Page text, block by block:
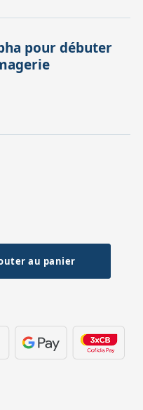
pour débuter
au panier